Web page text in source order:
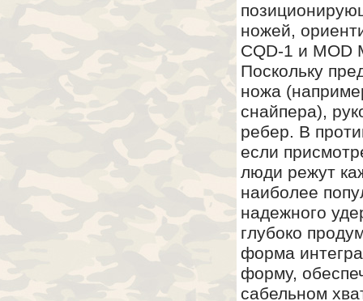
ножей,
CQD-1 и MOD
Поскольку
ножа
снайпера),
ребер. В
если
люди режут
наиболее
надежного
глубоко
форма
форму,
сабельном